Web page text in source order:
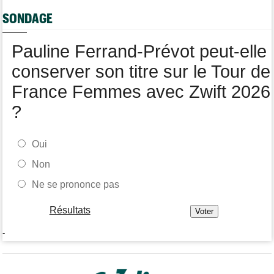
Paul Magnier seulement 14e de la 3e étape... puis déclassé
Julius Johansen remporte le prologue, doublé UAE Team
Emirates
SONDAGE
Pauline Ferrand-Prévot peut-elle
conserver son titre sur le Tour de
France Femmes avec Zwift 2026
?
Oui
Non
Ne se prononce pas
Résultats
-